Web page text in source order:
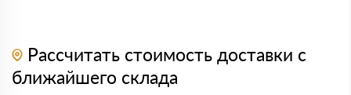
Рассчитать стоимость доставки с
ближайшего склада